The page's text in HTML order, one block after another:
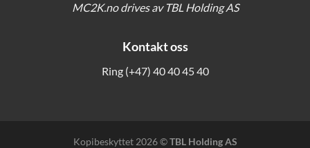
MC2K.no drives av TBL Holding AS
Kontakt oss
Ring (+47) 40 40 45 40
Kopibeskyttet 2026 ©TBL Holding AS